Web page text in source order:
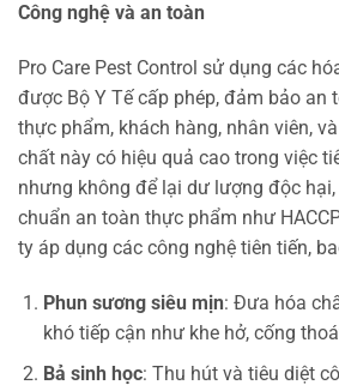
Công nghệ và an toàn
Pro Care Pest Control sử dụng các
được Bộ Y Tế cấp phép, đảm bảo an
thực phẩm, khách hàng, nhân viên,
chất này có hiệu quả cao trong việc
nhưng không để lại dư lượng độc
chuẩn an toàn thực phẩm như
ty áp dụng các công nghệ tiên tiến,
Phun sương siêu mịn: Đưa hóa
khó tiếp cận như khe hở, cống
Bả sinh học: Thu hút và tiêu diệt